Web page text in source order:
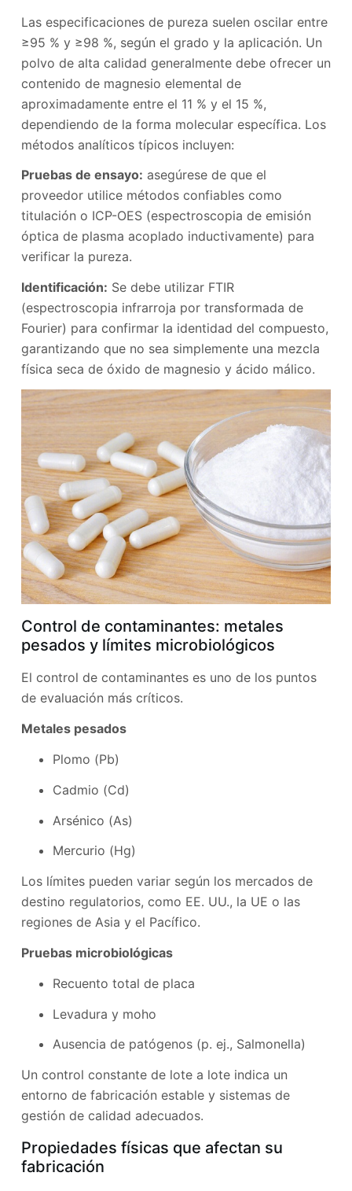
Las especificaciones de pureza suelen oscilar entre
≥95 % y ≥98 %, según el grado y la aplicación. Un
polvo de alta calidad generalmente debe ofrecer un
contenido de magnesio elemental de
aproximadamente entre el 11 % y el 15 %,
dependiendo de la forma molecular específica. Los
métodos analíticos típicos incluyen:
Pruebas de ensayo: asegúrese de que el
proveedor utilice métodos confiables como
titulación o ICP-OES (espectroscopia de emisión
óptica de plasma acoplado inductivamente) para
verificar la pureza.
Identificación: Se debe utilizar FTIR
(espectroscopia infrarroja por transformada de
Fourier) para confirmar la identidad del compuesto,
garantizando que no sea simplemente una mezcla
física seca de óxido de magnesio y ácido málico.
Control de contaminantes: metales
pesados ​​y límites microbiológicos
El control de contaminantes es uno de los puntos
de evaluación más críticos.
Metales pesados
Plomo (Pb)
Cadmio (Cd)
Arsénico (As)
Mercurio (Hg)
Los límites pueden variar según los mercados de
destino regulatorios, como EE. UU., la UE o las
regiones de Asia y el Pacífico.
Pruebas microbiológicas
Recuento total de placa
Levadura y moho
Ausencia de patógenos (p. ej., Salmonella)
Un control constante de lote a lote indica un
entorno de fabricación estable y sistemas de
gestión de calidad adecuados.
Propiedades físicas que afectan su
fabricación